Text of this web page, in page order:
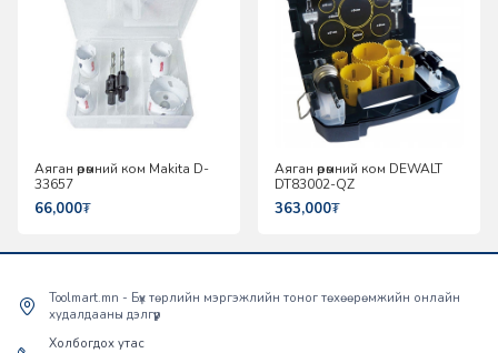
Аяган өрөмний ком Makita D-
33657
66,000₮
Аяган өрөмний ком DEWALT
DT83002-QZ
363,000₮
Toolmart.mn - Бүх төрлийн мэргэжлийн тоног төхөөрөмжийн онлайн
худалдааны дэлгүүр
Холбогдох утас